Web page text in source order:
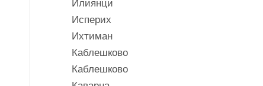
Исперих
Ихтиман
Каблешково
Каблешково